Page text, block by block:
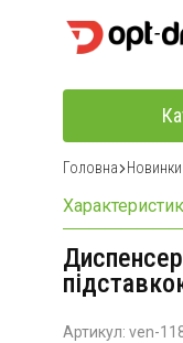
Головна Новинки
Артикул: ven-